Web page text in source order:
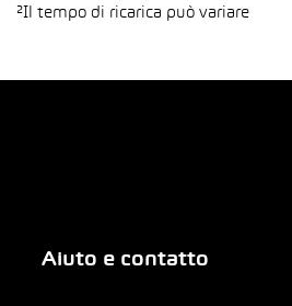
²Il tempo di ricarica può variare
Aiuto e contatto